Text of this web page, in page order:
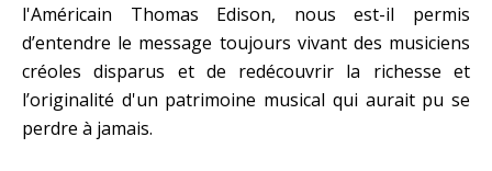
l'Américain Thomas Edison, nous est-il permis
d’entendre le message toujours vivant des musiciens
créoles disparus et de redécouvrir la richesse et
l’originalité d'un patrimoine musical qui aurait pu se
perdre à jamais.